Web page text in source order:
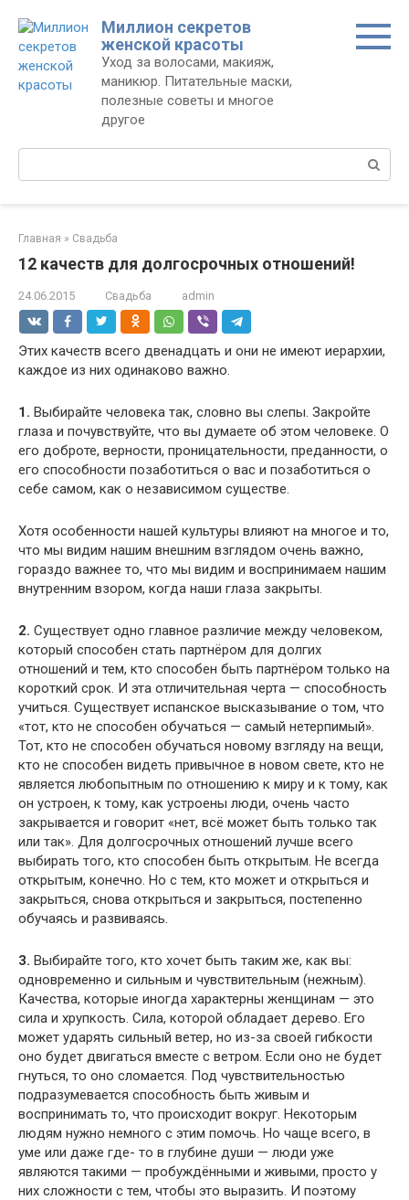
контенту
Миллион секретов
женской красоты
Уход за волосами, макияж,
маникюр. Питательные маски,
полезные советы и многое
другое
Главная » Свадьба
12 качеств для долгосрочных отношений!
24.06.2015 Свадьба admin
Этих качеств всего двенадцать и они не имеют иерархии,
каждое из них одинаково важно.
1. Выбирайте человека так, словно вы слепы. Закройте
глаза и почувствуйте, что вы думаете об этом человеке. О
его доброте, верности, проницательности, преданности, о
его способности позаботиться о вас и позаботиться о
себе самом, как о независимом существе.
Хотя особенности нашей культуры влияют на многое и то,
что мы видим нашим внешним взглядом очень важно,
гораздо важнее то, что мы видим и воспринимаем нашим
внутренним взором, когда наши глаза закрыты.
2. Существует одно главное различие между человеком,
который способен стать партнёром для долгих
отношений и тем, кто способен быть партнёром только на
короткий срок. И эта отличительная черта — способность
учиться. Существует испанское высказывание о том, что
«тот, кто не способен обучаться — самый нетерпимый».
Тот, кто не способен обучаться новому взгляду на вещи,
кто не способен видеть привычное в новом свете, кто не
является любопытным по отношению к миру и к тому, как
он устроен, к тому, как устроены люди, очень часто
закрывается и говорит «нет, всё может быть только так
или так». Для долгосрочных отношений лучше всего
выбирать того, кто способен быть открытым. Не всегда
открытым, конечно. Но с тем, кто может и открыться и
закрыться, снова открыться и закрыться, постепенно
обучаясь и развиваясь.
3. Выбирайте того, кто хочет быть таким же, как вы:
одновременно и сильным и чувствительным (нежным).
Качества, которые иногда характерны женщинам — это
сила и хрупкость. Сила, которой обладает дерево. Его
может ударять сильный ветер, но из-за своей гибкости
оно будет двигаться вместе с ветром. Если оно не будет
гнуться, то оно сломается. Под чувствительностью
подразумевается способность быть живым и
воспринимать то, что происходит вокруг. Некоторым
людям нужно немного с этим помочь. Но чаще всего, в
уме или даже где- то в глубине души — люди уже
являются такими — пробуждёнными и живыми, просто у
них сложности с тем, чтобы это выразить. И поэтому